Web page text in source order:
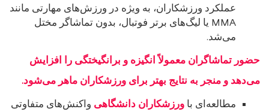
عملکرد ورزشکاران، به ویژه در ورزش‌های مهارتی مانند
MMA یا لیگ‌های برتر فوتبال، بدون تماشاگر مختل
می‌شد.
حضور تماشاگران معمولاً انگیزه و برانگیختگی را افزایش
می‌دهد و منجر به نتایج بهتر برای ورزشکاران ماهر می‌شود.
مطالعه‌ای با ورزشکاران دانشگاهی واکنش‌های متفاوتی